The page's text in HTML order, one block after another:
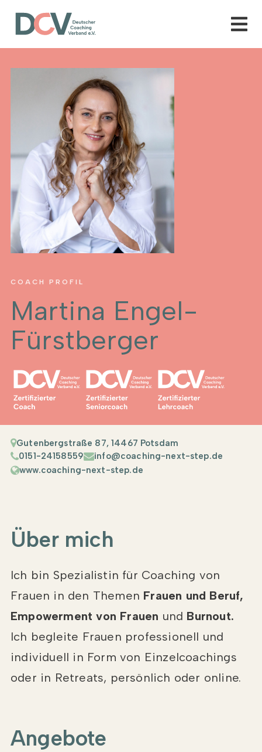
COACH PROFIL
Martina Engel-
Fürstberger
Gutenbergstraße 87, 14467 Potsdam
0151-24158559
info@coaching-next-step.de
www.coaching-next-step.de
Über mich
Ich bin Spezialistin für Coaching von
Frauen in den Themen Frauen und Beruf,
Empowerment von Frauen und Burnout.
Ich begleite Frauen professionell und
individuell in Form von Einzelcoachings
oder in Retreats, persönlich oder online.
Angebote